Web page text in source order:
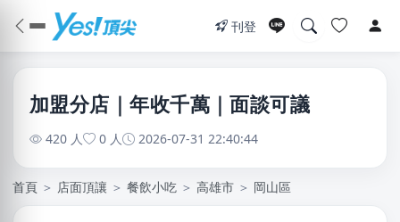
刊登
加盟分店｜年收千萬｜面談可議
420 人 0 人 2026-07-31 22:40:44
首頁 ＞ 店面頂讓 ＞ 餐飲小吃 ＞ 高雄市 ＞ 岡山區